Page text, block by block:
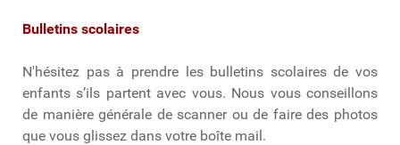
Bulletins scolaires
N'hésitez pas à prendre les bulletins scolaires de vos
enfants s’ils partent avec vous. Nous vous conseillons
de manière générale de scanner ou de faire des photos
que vous glissez dans votre boîte mail.